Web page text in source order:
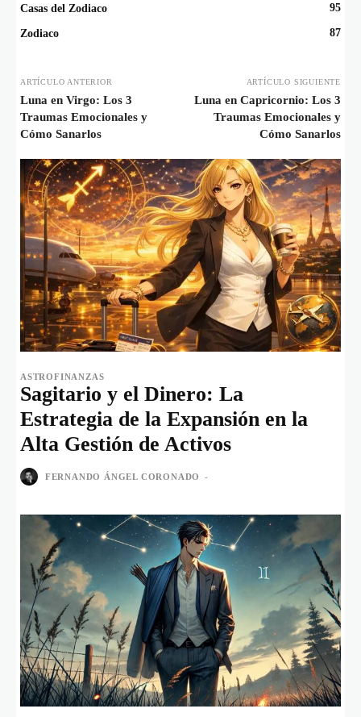
Casas del Zodiaco 95
Zodiaco 87
ARTÍCULO ANTERIOR
Luna en Virgo: Los 3
Traumas Emocionales y
Cómo Sanarlos
ARTÍCULO SIGUIENTE
Luna en Capricornio: Los 3
Traumas Emocionales y
Cómo Sanarlos
ASTROFINANZAS
Sagitario y el Dinero: La
Estrategia de la Expansión en la
Alta Gestión de Activos
FERNANDO ÁNGEL CORONADO -